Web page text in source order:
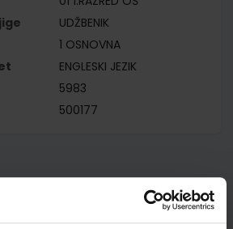
UDŽBENIK
1 OSNOVNA
ENGLESKI JEZIK
5983
500177
biraju..